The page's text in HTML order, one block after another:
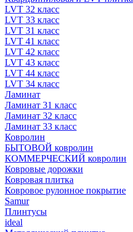
LVT 32 класс
LVT 33 класс
LVT 31 класс
LVT 41 класс
LVT 42 класс
LVT 43 класс
LVT 44 класс
LVT 34 класс
Ламинат
Ламинат 31 класс
Ламинат 32 класс
Ламинат 33 класс
Ковролин
БЫТОВОЙ ковролин
КОММЕРЧЕСКИЙ ковролин
Ковровые дорожки
Ковровая плитка
Ковровое рулонное покрытие
Samur
Плинтусы
ideal